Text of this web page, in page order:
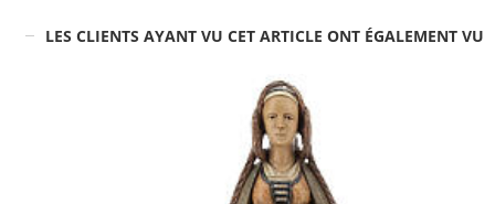
LES CLIENTS AYANT VU CET ARTICLE ONT ÉGALEMENT VU